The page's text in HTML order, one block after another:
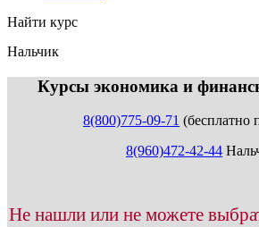
Найти курс
Нальчик
Курсы экономика и
8(800)775-09-71 (бесплатно
8(960)472-42-44
Не нашли или не можете